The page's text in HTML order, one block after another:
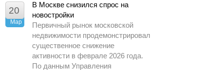
20
Мар
В Москве снизился спрос на
новостройки
Первичный рынок московской
недвижимости продемонстрировал
существенное снижение
активности в феврале 2026 года.
По данным Управления